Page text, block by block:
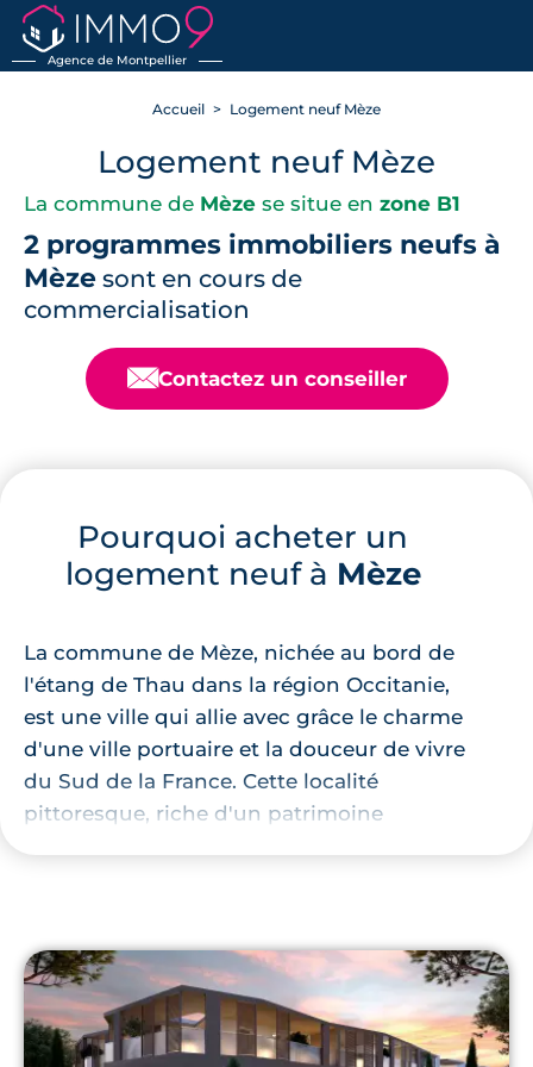
Agence de Montpellier
RETOUR
Accueil Logement neuf Mèze
Logement neuf Mèze
La commune de Mèze se situe en zone B1
2 programmes immobiliers neufs à
Mèze sont en cours de
commercialisation
📧Contactez un conseiller
Pourquoi acheter un
logement neuf à Mèze
La commune de Mèze, nichée au bord de
l'étang de Thau dans la région Occitanie,
est une ville qui allie avec grâce le charme
d'une ville portuaire et la douceur de vivre
du Sud de la France. Cette localité
pittoresque, riche d'un patrimoine
Mèze bénéficie d'un environnement naturel
exceptionnel. Située au bord de l'étang de
Thau, elle offre des paysages entre terre et
mer, où la nature est préservée et valorisée.